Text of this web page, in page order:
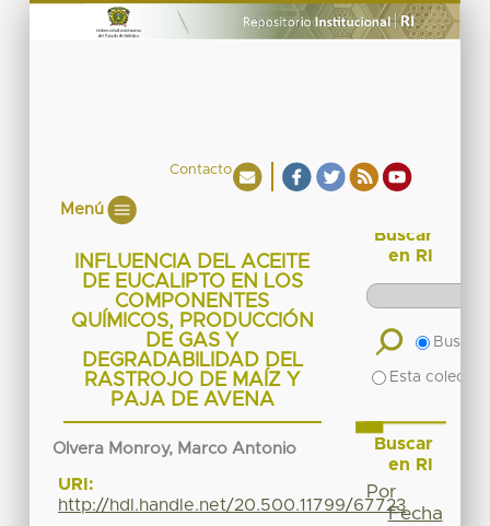
Contacto
Menú
INFLUENCIA DEL ACEITE
DE EUCALIPTO EN LOS
COMPONENTES
QUÍMICOS, PRODUCCIÓN
DE GAS Y
DEGRADABILIDAD DEL
RASTROJO DE MAÍZ Y
PAJA DE AVENA
Olvera Monroy, Marco Antonio
URI:
http://hdl.handle.net/20.500.11799/67723
Buscar
en RI
Buscar
Esta
Buscar
en RI
Por
Fecha